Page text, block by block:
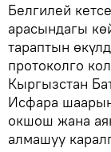
Белгилей
арасындагы
тараптын
протоколго
Кыргызстан
Исфара
окшош жана
алмашуу